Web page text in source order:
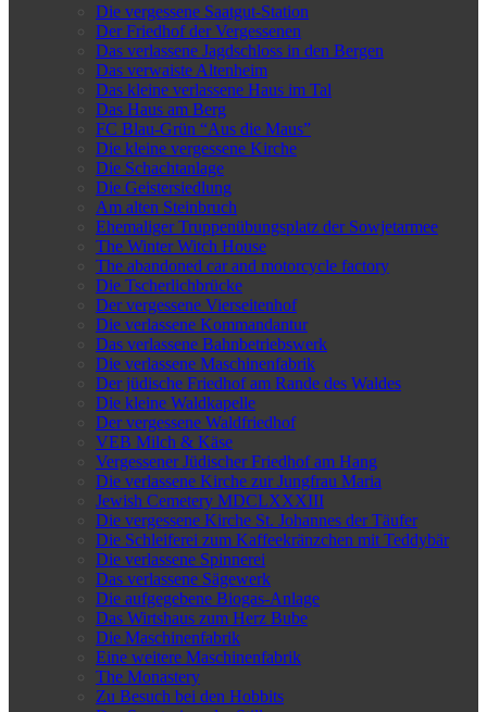
Die vergessene Saatgut-Station
Der Friedhof der Vergessenen
Das verlassene Jagdschloss in den Bergen
Das verwaiste Altenheim
Das kleine verlassene Haus im Tal
Das Haus am Berg
FC Blau-Grün “Aus die Maus”
Die kleine vergessene Kirche
Die Schachtanlage
Die Geistersiedlung
Am alten Steinbruch
Ehemaliger Truppenübungsplatz der Sowjetarmee
The Winter Witch House
The abandoned car and motorcycle factory
Die Tscherlichbrücke
Der vergessene Vierseitenhof
Die verlassene Kommandantur
Das verlassene Bahnbetriebswerk
Die verlassene Maschinenfabrik
Der jüdische Friedhof am Rande des Waldes
Die kleine Waldkapelle
Der vergessene Waldfriedhof
VEB Milch & Käse
Vergessener Jüdischer Friedhof am Hang
Die verlassene Kirche zur Jungfrau Maria
Jewish Cemetery MDCLXXXIII
Die vergessene Kirche St. Johannes der Täufer
Die Schleiferei zum Kaffeekränzchen mit Teddybär
Die verlassene Spinnerei
Das verlassene Sägewerk
Die aufgegebene Biogas-Anlage
Das Wirtshaus zum Herz Bube
Die Maschinenfabrik
Eine weitere Maschinenfabrik
The Monastery
Zu Besuch bei den Hobbits